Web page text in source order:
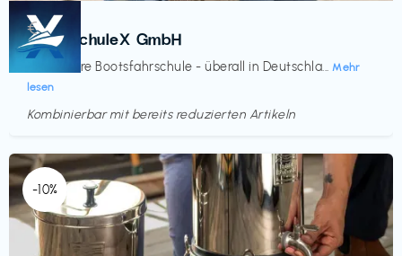
Kurse
BootsschuleX GmbH
Deine faire Bootsfahrschule - überall in Deutschla... Mehr
lesen
€‎
Kombinierbar mit bereits reduzierten Artikeln
-10%